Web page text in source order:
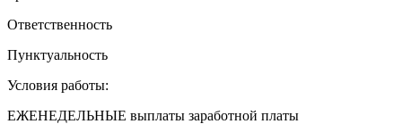
Ответственность
Пунктуальность
Условия работы:
ЕЖЕНЕДЕЛЬНЫЕ выплаты заработной платы